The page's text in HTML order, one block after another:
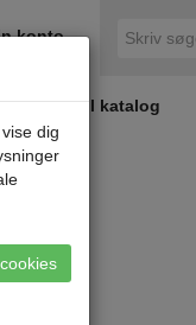
konto
Bestil katalog
dig